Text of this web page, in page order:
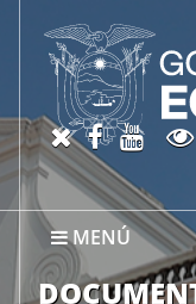
MENÚ
X oficial